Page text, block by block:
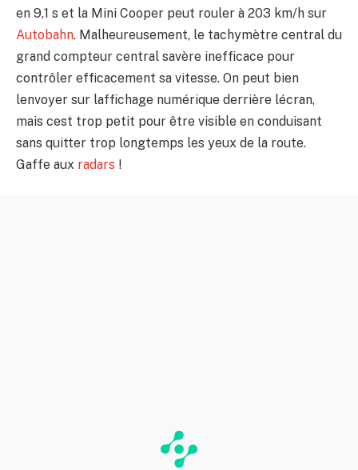
en 9,1 s et la Mini Cooper peut rouler à 203 km/h sur
Autobahn. Malheureusement, le tachymètre central du
grand compteur central savère inefficace pour
contrôler efficacement sa vitesse. On peut bien
lenvoyer sur laffichage numérique derrière lécran,
mais cest trop petit pour être visible en conduisant
sans quitter trop longtemps les yeux de la route.
Gaffe aux radars !